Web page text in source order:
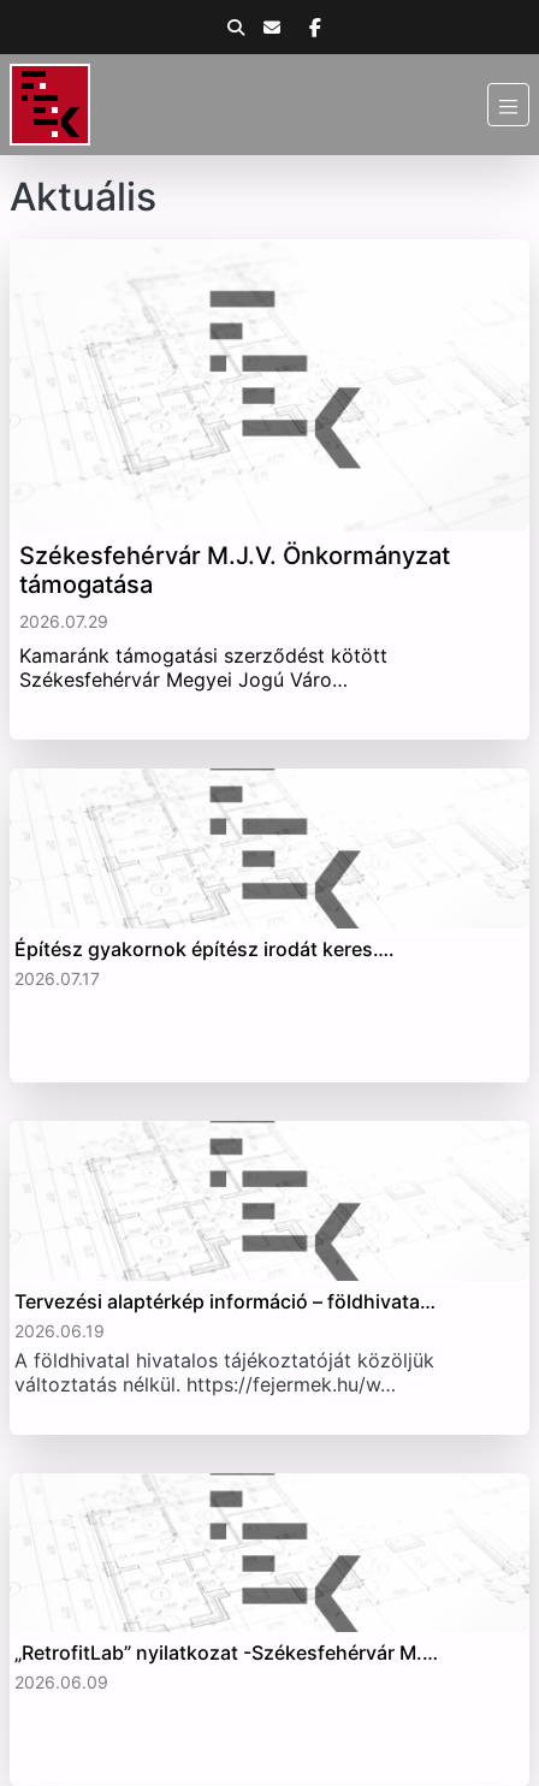
Aktuális
Székesfehérvár M.J.V. Önkormányzat
támogatása
2026.07.29
Kamaránk támogatási szerződést kötött
Székesfehérvár Megyei Jogú Váro…
Építész gyakornok építész irodát keres….
2026.07.17
Tervezési alaptérkép információ – földhivata…
2026.06.19
A földhivatal hivatalos tájékoztatóját közöljük
változtatás nélkül. https://fejermek.hu/w…
„RetrofitLab” nyilatkozat -Székesfehérvár M.…
2026.06.09